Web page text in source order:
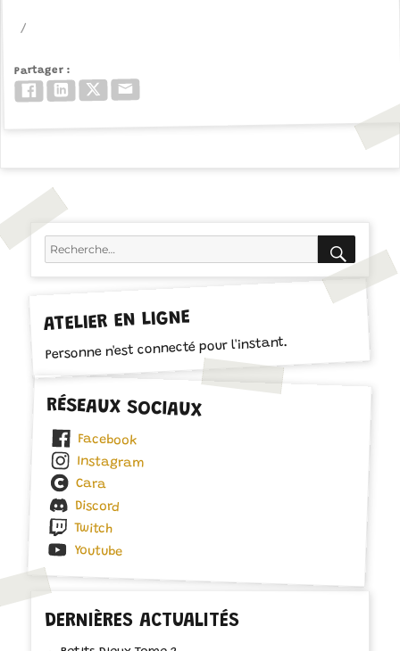
Partager
FacebookLinkedInTwitter/X
Recherche
ATELIER EN LIGNE
Personne n'est connecté pour l'instant.
RÉSEAUX SOCIAUX
Facebook
Instagram
Cara
Discord
Twitch
Youtube
DERNIÈRES ACTUALITÉS